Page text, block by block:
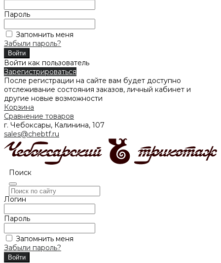
Пароль
Запомнить меня
Забыли пароль?
Войти как пользователь
Зарегистрироваться
После регистрации на сайте вам будет доступно
отслеживание состояния заказов, личный кабинет и
другие новые возможности
Корзина
Сравнение товаров
г. Чебоксары, Калинина, 107
sales@chebtf.ru
Поиск
Логин
Пароль
Запомнить меня
Забыли пароль?